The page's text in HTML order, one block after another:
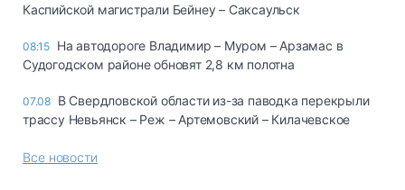
Каспийской магистрали Бейнеу – Саксаульск
08:15 На автодороге Владимир – Муром – Арзамас в
Судогодском районе обновят 2,8 км полотна
07.08 В Свердловской области из-за паводка перекрыли
трассу Невьянск – Реж – Артемовский – Килачевское
Все новости